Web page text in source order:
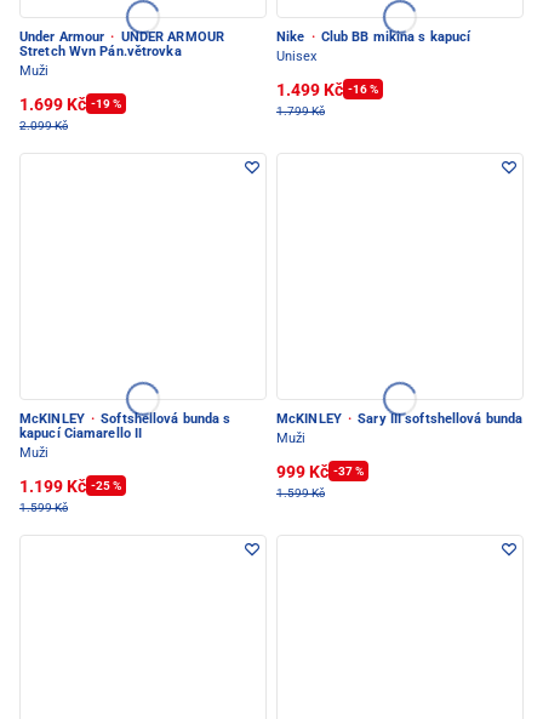
Under Armour · UNDER ARMOUR
Stretch Wvn Pán.větrovka
Muži
1.699 Kč -19 %
2.099 Kč
Nike · Club BB mikina s kapucí
Unisex
1.499 Kč -16 %
1.799 Kč
McKINLEY · Softshellová bunda s
kapucí Ciamarello II
Muži
1.199 Kč -25 %
1.599 Kč
McKINLEY · Sary III softshellová bunda
Muži
999 Kč -37 %
1.599 Kč